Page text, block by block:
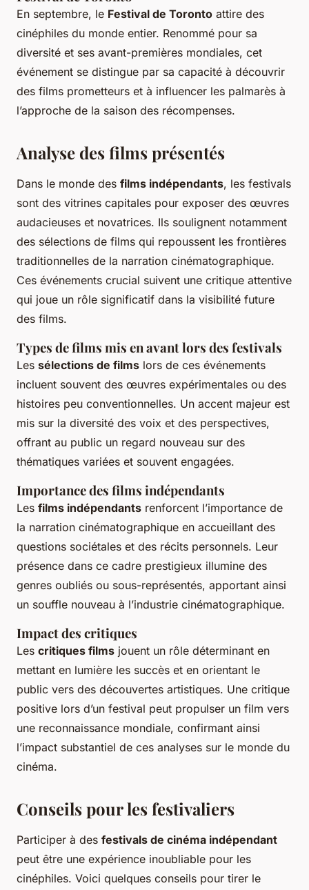
En septembre, le Festival de Toronto attire des
cinéphiles du monde entier. Renommé pour sa
diversité et ses avant-premières mondiales, cet
événement se distingue par sa capacité à découvrir
des films prometteurs et à influencer les palmarès à
l’approche de la saison des récompenses.
Analyse des films présentés
Dans le monde des films indépendants, les festivals
sont des vitrines capitales pour exposer des œuvres
audacieuses et novatrices. Ils soulignent notamment
des sélections de films qui repoussent les frontières
traditionnelles de la narration cinématographique.
Ces événements crucial suivent une critique attentive
qui joue un rôle significatif dans la visibilité future
des films.
Types de films mis en avant lors des festivals
Les sélections de films lors de ces événements
incluent souvent des œuvres expérimentales ou des
histoires peu conventionnelles. Un accent majeur est
mis sur la diversité des voix et des perspectives,
offrant au public un regard nouveau sur des
thématiques variées et souvent engagées.
Importance des films indépendants
Les films indépendants renforcent l’importance de
la narration cinématographique en accueillant des
questions sociétales et des récits personnels. Leur
présence dans ce cadre prestigieux illumine des
genres oubliés ou sous-représentés, apportant ainsi
un souffle nouveau à l’industrie cinématographique.
Impact des critiques
Les critiques films jouent un rôle déterminant en
mettant en lumière les succès et en orientant le
public vers des découvertes artistiques. Une critique
positive lors d’un festival peut propulser un film vers
une reconnaissance mondiale, confirmant ainsi
l’impact substantiel de ces analyses sur le monde du
cinéma.
Conseils pour les festivaliers
Participer à des festivals de cinéma indépendant
peut être une expérience inoubliable pour les
cinéphiles. Voici quelques conseils pour tirer le